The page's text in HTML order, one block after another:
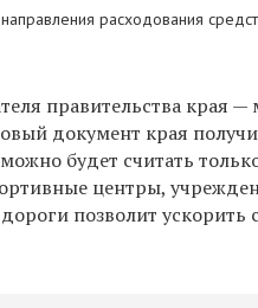
расходования
правительства края
документ края
будет считать
центры,
позволит ускорить